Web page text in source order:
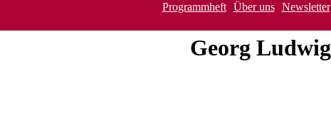
Programmheft Über uns Newsletter
Georg Ludwig